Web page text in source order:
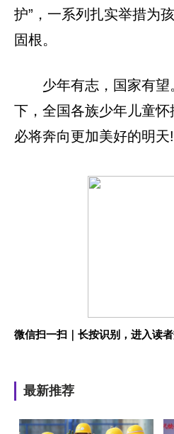
护”，一系列扎实举措为
固根。
少年有志，国家有
下，全国各族少年儿童怀
必将奔向更加美好的明天!
微信扫一扫｜长按识别，进入读
最新推荐